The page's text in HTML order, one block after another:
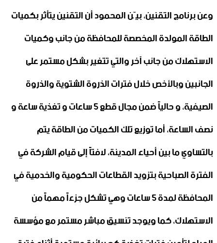
وعن برنامج التقنين، بيّن المحمود أن التقنين يتأثر بكميات
الطاقة المولدة المخصصة للمحافظة من جانب وكميات
الاستهلاك من جانب آخر والتي تتغير بشكل مستمر على
الجانبين وبالأخص خلال فترات الذروة الشتوية والذروة
الصيفية، و حالياً ضمن مجال قطع ٥ ساعات و تغذية ساعة و
نصف الساعة، أما توزيع تلك الكميات من الطاقة يتم
بالتساوي ما بين أحياء المدينة، لافتاً إلى قيام الشركة في
الفترة الصباحية بتزويد القطاعات الحكومية والخدمية في
المحافظة لمدة ٥ ساعات وهي تشكل جزءاً مهماً من
الاستهلاك، كما ويوجد تنسيق مباشر مستمر مع مؤسسة